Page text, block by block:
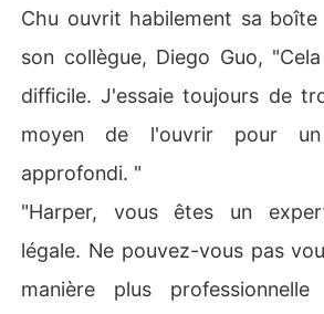
Chu ouvrit habilement sa
son collègue, Diego Guo,
difficile. J'essaie toujours de
moyen de l'ouvrir pour
approfondi. "
"Harper, vous êtes un
légale. Ne pouvez-vous pas
manière plus